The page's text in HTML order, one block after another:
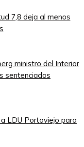
7,8 deja al menos
ministro del Interior
sentenciados
LDU Portoviejo para